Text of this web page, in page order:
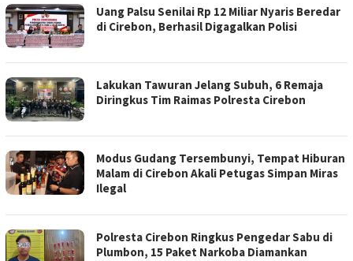
Uang Palsu Senilai Rp 12 Miliar Nyaris Beredar
di Cirebon, Berhasil Digagalkan Polisi
Lakukan Tawuran Jelang Subuh, 6 Remaja
Diringkus Tim Raimas Polresta Cirebon
Modus Gudang Tersembunyi, Tempat Hiburan
Malam di Cirebon Akali Petugas Simpan Miras
Ilegal
Polresta Cirebon Ringkus Pengedar Sabu di
Plumbon, 15 Paket Narkoba Diamankan